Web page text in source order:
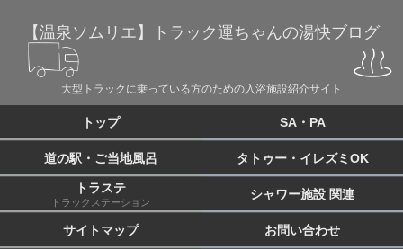
【温泉ソムリエ】トラック運ちゃんの湯快ブログ
大型トラックに乗っている方のための入浴施設紹介サイト
トップ SA・PA
道の駅・ご当地風呂 タトゥー・イレズミOK
トラステ
トラックステーション
シャワー施設 関連
サイトマップ お問い合わせ